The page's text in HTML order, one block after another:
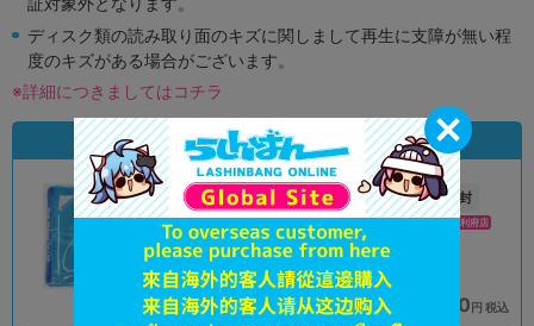
ディスク類の読み取り面のキズに関しまして再生に支障が無い程
度のキズがある場合がございます。
※詳細につきましてはコチラ
状態違いの同一商品
状態 :A
オンライン
品切状態 690円 税込
状態 :未開封
イオンモール新利府店
在庫あり 1,210円 税込